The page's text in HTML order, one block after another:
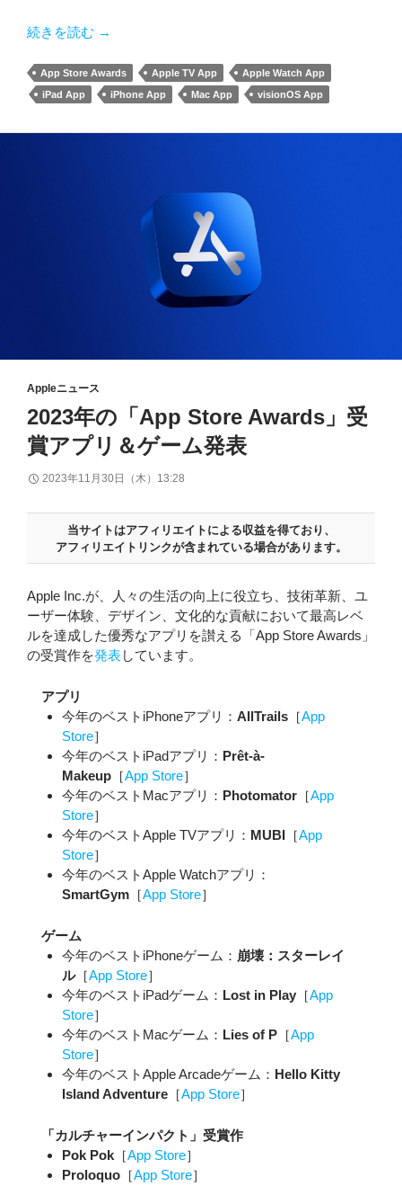
続きを読む 「App Store Awards」のファイナリスト発表
→
App Store Awards Apple TV App
Apple Watch App
iPad App
iPhone App Mac App visionOS App
Appleニュース
2023年の「App Store Awards」受
賞アプリ＆ゲーム発表
2023年11月30日（木）13:28
当サイトはアフィリエイトによる収益を得ており、
アフィリエイトリンクが含まれている場合があります。
Apple Inc.が、人々の生活の向上に役立ち、技術革新、ユ
ーザー体験、デザイン、文化的な貢献において最高レベ
ルを達成した優秀なアプリを讃える「App Store Awards」
の受賞作を発表しています。
アプリ
今年のベストiPhoneアプリ： AllTrails ［App
Store］
今年のベストiPadアプリ： Prêt-à-
Makeup ［App Store］
今年のベストMacアプリ： Photomator ［App
Store］
今年のベストApple TVアプリ： MUBI ［App
Store］
今年のベストApple Watchアプリ：
SmartGym ［App Store］
ゲーム
今年のベストiPhoneゲーム： 崩壊：スターレイ
ル［App Store］
今年のベストiPadゲーム： Lost in Play ［App
Store］
今年のベストMacゲーム： Lies of P ［App
Store］
今年のベストApple Arcadeゲーム： Hello Kitty
Island Adventure ［App Store］
「カルチャーインパクト」受賞作
Pok Pok ［App Store］
Proloquo ［App Store］